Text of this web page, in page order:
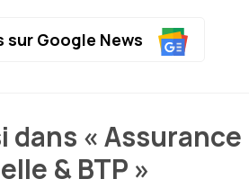
sur Google News
dans « Assurance
& BTP »